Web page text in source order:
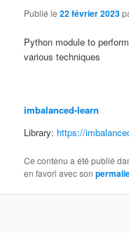
Publié le22 février 2023
Python module to
various techniques
imbalanced-learn
Library: https://
Ce contenu a été publié
en favori avec son